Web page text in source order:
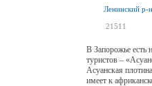
Ленинский р-
21511
В Запорожье есть
туристов –
Асуанская
имеет к